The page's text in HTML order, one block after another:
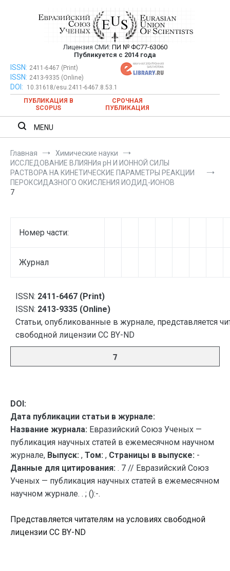
Евразийский Союз Ученых —
публикация научных статей в
ежемесячном научном журнале
Лицензия СМИ: ПИ № ФС77-63060
Публикуется с 2014 года
Евразийский Союз Ученых — публикация научных статей в
ежемесячном научном журнале
ISSN: 2411-6467 (Print)
ISSN: 2413-9335 (Online)
DOI:
10.31618/esu.2411-6467.8.53.1
ПУБЛИКАЦИЯ В
SCOPUS
СРОЧНАЯ
ПУБЛИКАЦИЯ
MENU
Главная
Химические науки
ИССЛЕДОВАНИЕ ВЛИЯНИя рН И ИОННОЙ СИЛЫ
РАСТВОРА НА КИНЕТИЧЕСКИЕ ПАРАМЕТРЫ РЕАКЦИИ
ПЕРОКСИДАЗНОГО ОКИСЛЕНИЯ ИОДИД-ИОНОВ
7
Номер части:
Журнал
ISSN: 2411-6467 (Print)
ISSN: 2413-9335 (Online)
Статьи, опубликованные в журнале, представляется
свободной лицензии CC BY-ND
7
DOI:
Дата публикации статьи в журнале:
Название журнала: Евразийский Союз Ученых —
публикация научных статей в ежемесячном научном
журнале, Выпуск: , Том: , Страницы в выпуске: -
Данные для цитирования: . 7 // Евразийский Союз
Ученых — публикация научных статей в ежемесячном
научном журнале. . ; ():-.
Представляется читателям на условиях свободной
лицензии CC BY-ND